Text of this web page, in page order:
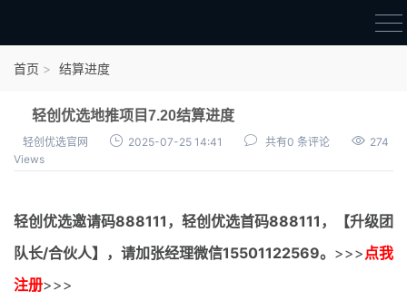
结算进度
团队长扶持
充场项目报价
首页 结算进度
轻创优选地推项目7.20结算进度
轻创优选官网 2025-07-25 14:41 共有0 条评论
274
Views
轻创优选邀请码888111， 轻创优选首码888111，【升级团
队长/合伙人】，请加张经理微信15501122569。 >>>点我
注册>>>